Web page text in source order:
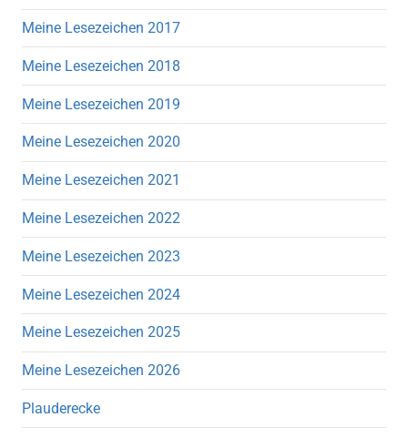
Meine Lesezeichen 2017
Meine Lesezeichen 2018
Meine Lesezeichen 2019
Meine Lesezeichen 2020
Meine Lesezeichen 2021
Meine Lesezeichen 2022
Meine Lesezeichen 2023
Meine Lesezeichen 2024
Meine Lesezeichen 2025
Meine Lesezeichen 2026
Plauderecke